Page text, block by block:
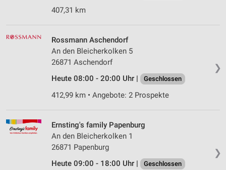
407,31 km
❯
Rossmann Aschendorf
An den Bleicherkolken 5
26871 Aschendorf
Heute 08:00 - 20:00 Uhr |
Geschlossen
412,99 km • Angebote: 2 Prospekte
❯
Ernsting's family Papenburg
An den Bleicherkolken 1
26871 Papenburg
Heute 09:00 - 18:00 Uhr |
Geschlossen